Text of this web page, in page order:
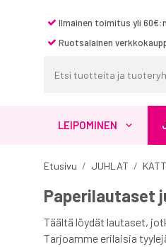
Ilmainen toimitus yli
Ruotsalainen
LEIPOMINEN
Etusivu / JUHLAT /
Paperilautaset
Täältä löydät lautaset,
Tarjoamme erilaisia